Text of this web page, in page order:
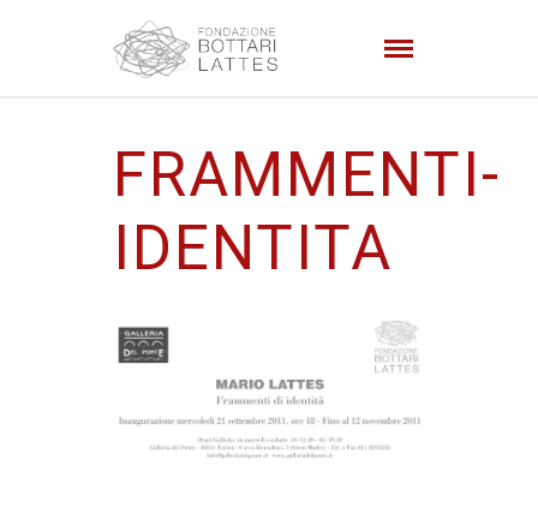
FRAMMENTI-
IDENTITA